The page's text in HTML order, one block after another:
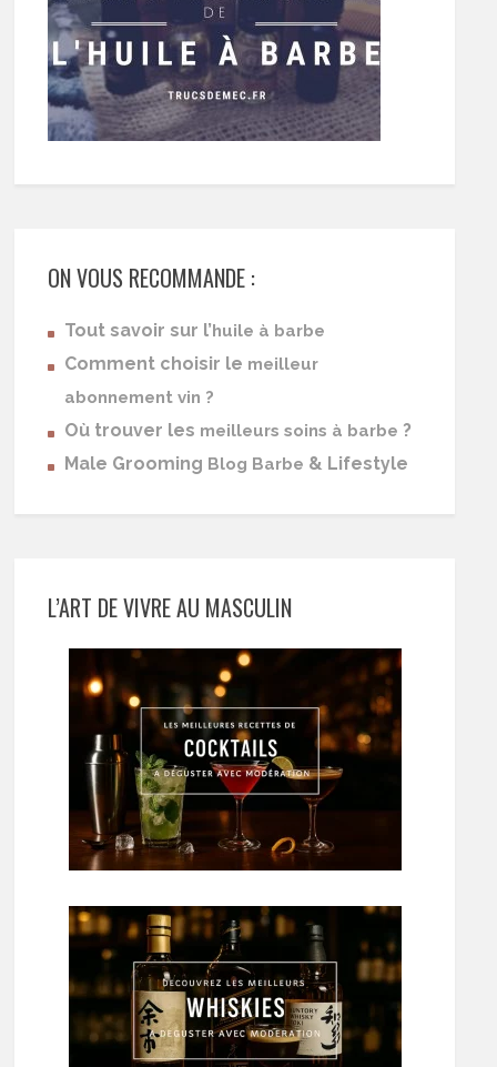
ON VOUS RECOMMANDE :
Tout savoir sur l’huile à barbe
Comment choisir le meilleur
abonnement vin ?
Où trouver les meilleurs soins à barbe ?
Male Grooming Blog Barbe & Lifestyle
L’ART DE VIVRE AU MASCULIN